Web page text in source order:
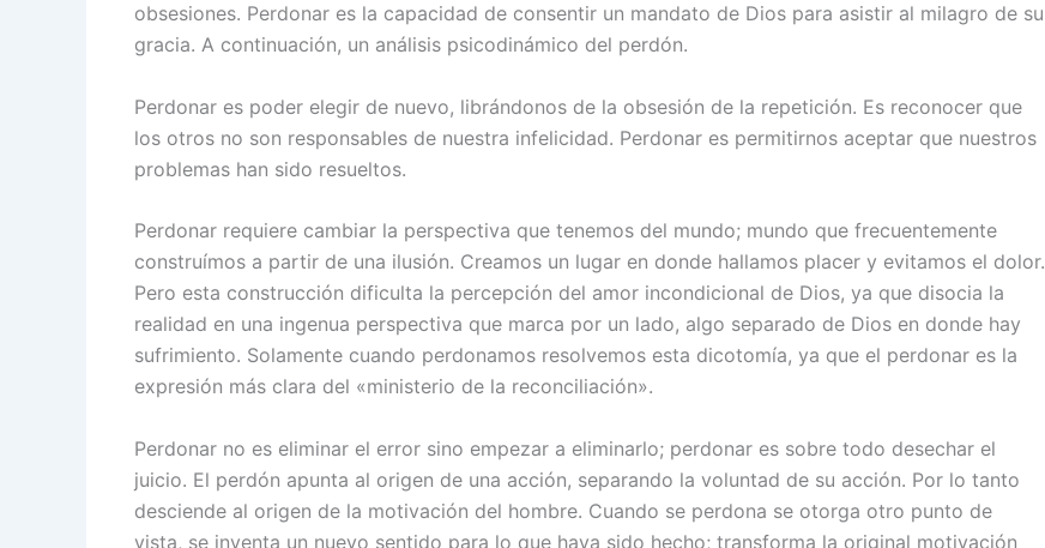
obsesiones. Perdonar es la capacidad de consentir un mandato de Dios para asistir al milagro de su
gracia. A continuación, un análisis psicodinámico del perdón.
Perdonar es poder elegir de nuevo, librándonos de la obsesión de la repetición. Es reconocer que
los otros no son responsables de nuestra infelicidad. Perdonar es permitirnos aceptar que nuestros
problemas han sido resueltos.
Perdonar requiere cambiar la perspectiva que tenemos del mundo; mundo que frecuentemente
construímos a partir de una ilusión. Creamos un lugar en donde hallamos placer y evitamos el dolor.
Pero esta construcción dificulta la percepción del amor incondicional de Dios, ya que disocia la
realidad en una ingenua perspectiva que marca por un lado, algo separado de Dios en donde hay
sufrimiento. Solamente cuando perdonamos resolvemos esta dicotomía, ya que el perdonar es la
expresión más clara del «ministerio de la reconciliación».
Perdonar no es eliminar el error sino empezar a eliminarlo; perdonar es sobre todo desechar el
juicio. El perdón apunta al origen de una acción, separando la voluntad de su acción. Por lo tanto
desciende al origen de la motivación del hombre. Cuando se perdona se otorga otro punto de
vista, se inventa un nuevo sentido para lo que haya sido hecho; transforma la original motivación